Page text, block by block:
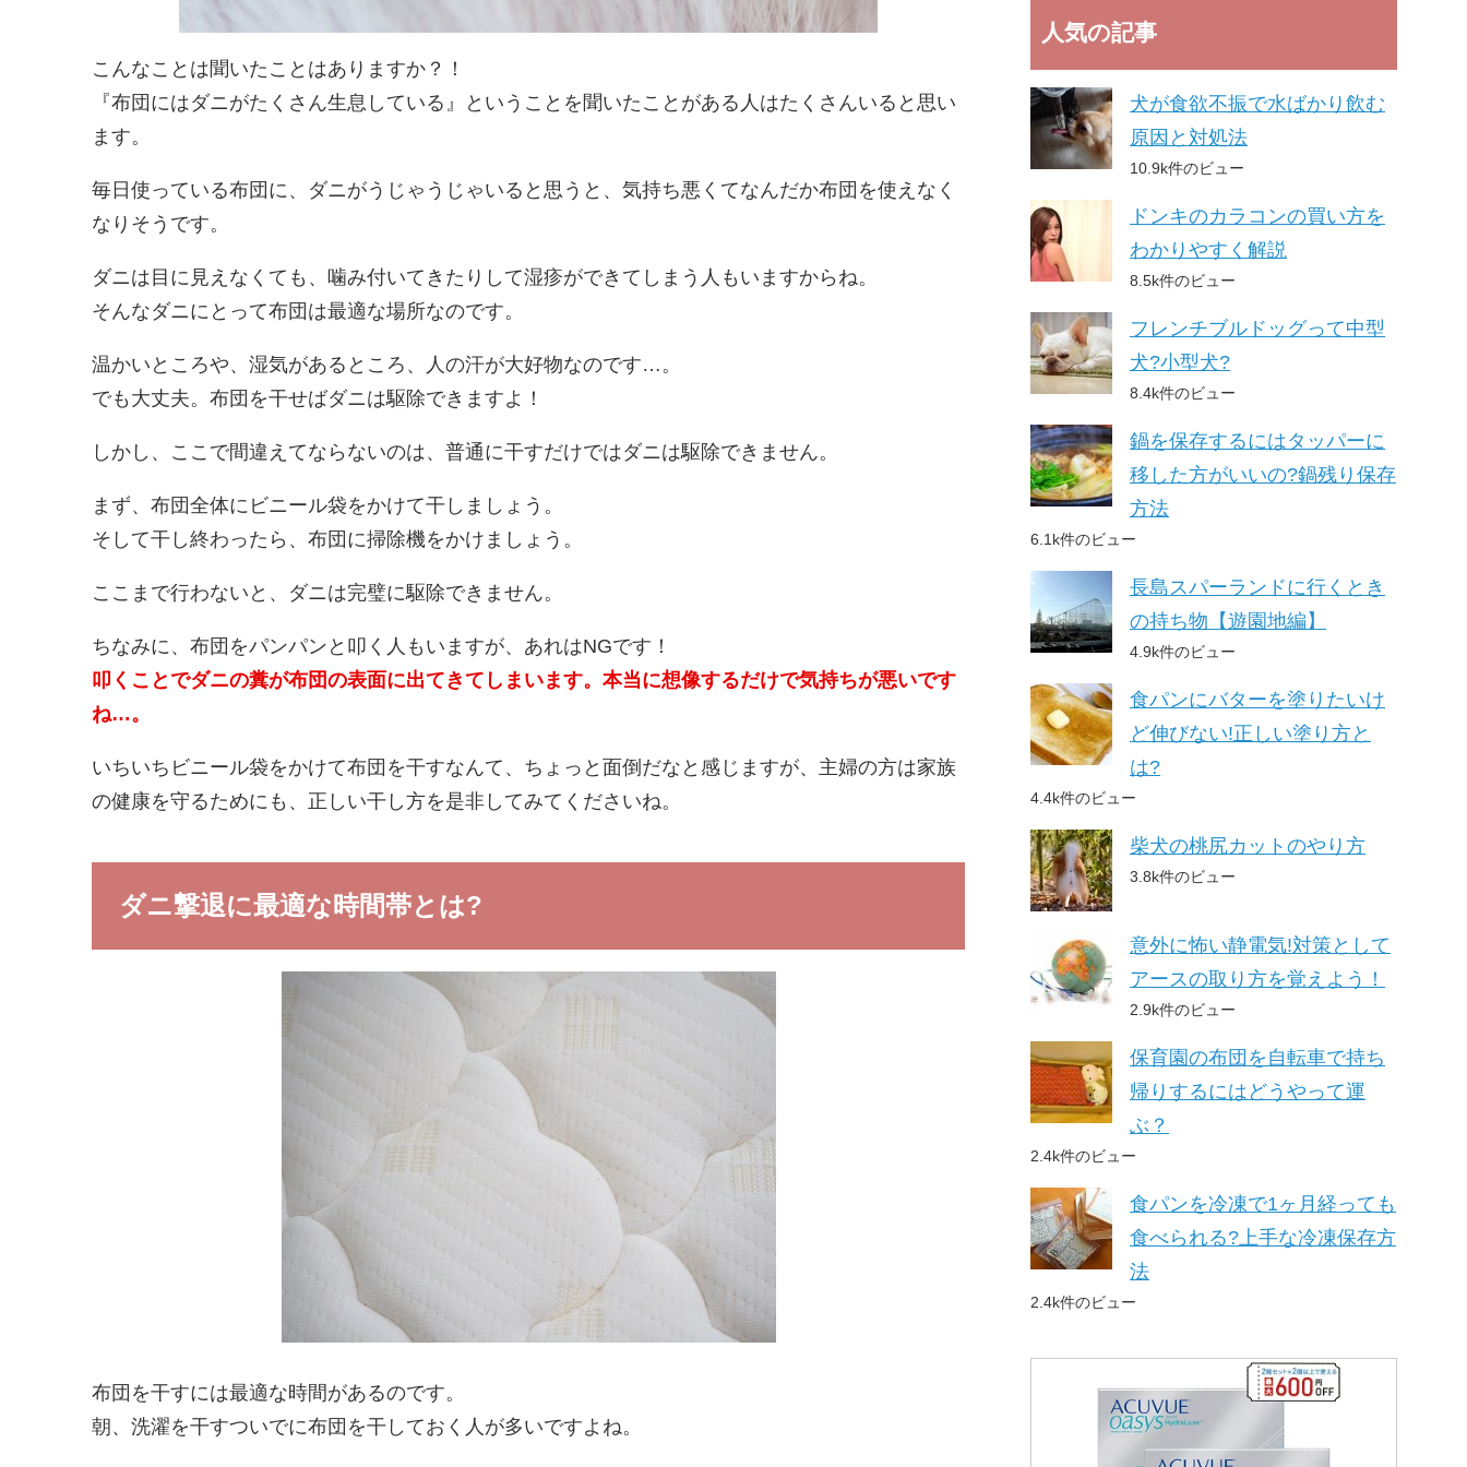
こんなことは聞いたことはありますか？！
『布団にはダニがたくさん生息している』ということを聞いたことがある人はたくさんいると思い
ます。
毎日使っている布団に、ダニがうじゃうじゃいると思うと、気持ち悪くてなんだか布団を使えなく
なりそうです。
ダニは目に見えなくても、噛み付いてきたりして湿疹ができてしまう人もいますからね。
そんなダニにとって布団は最適な場所なのです。
温かいところや、湿気があるところ、人の汗が大好物なのです…。
でも大丈夫。布団を干せばダニは駆除できますよ！
しかし、ここで間違えてならないのは、普通に干すだけではダニは駆除できません。
まず、布団全体にビニール袋をかけて干しましょう。
そして干し終わったら、布団に掃除機をかけましょう。
ここまで行わないと、ダニは完璧に駆除できません。
ちなみに、布団をパンパンと叩く人もいますが、あれはNGです！
叩くことでダニの糞が布団の表面に出てきてしまいます。本当に想像するだけで気持ちが悪いです
ね…。
いちいちビニール袋をかけて布団を干すなんて、ちょっと面倒だなと感じますが、主婦の方は家族
の健康を守るためにも、正しい干し方を是非してみてくださいね。
ダニ撃退に最適な時間帯とは?
布団を干すには最適な時間があるのです。
朝、洗濯を干すついでに布団を干しておく人が多いですよね。
人気の記事
犬が食欲不振で水ばかり飲む
原因と対処法
10.9k件のビュー
ドンキのカラコンの買い方を
わかりやすく解説
8.5k件のビュー
フレンチブルドッグって中型
犬?小型犬?
8.4k件のビュー
鍋を保存するにはタッパーに
移した方がいいの?鍋残り保存
方法
6.1k件のビュー
長島スパーランドに行くとき
の持ち物【遊園地編】
4.9k件のビュー
食パンにバターを塗りたいけ
ど伸びない!正しい塗り方と
は?
4.4k件のビュー
柴犬の桃尻カットのやり方
3.8k件のビュー
意外に怖い静電気!対策として
アースの取り方を覚えよう！
2.9k件のビュー
保育園の布団を自転車で持ち
帰りするにはどうやって運
ぶ？
2.4k件のビュー
食パンを冷凍で1ヶ月経っても
食べられる?上手な冷凍保存方
法
2.4k件のビュー